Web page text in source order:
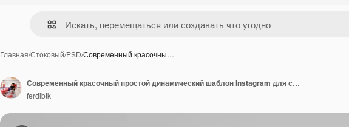
Главная/Стоковый/PSD/Современный красочны…
Современный красочный простой динамический шаблон Instagram для социальных сетей
ferdibtk